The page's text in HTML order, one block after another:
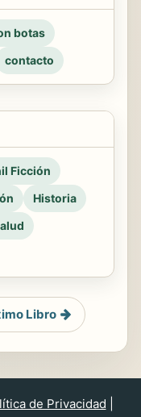
botas
contacto
Ficción
Historia
Libro
de Privacidad